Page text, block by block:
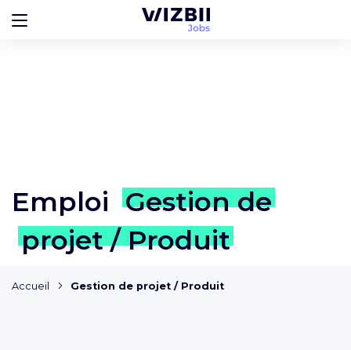
Emploi Gestion de
projet / Produit
Accueil Gestion de projet / Produit